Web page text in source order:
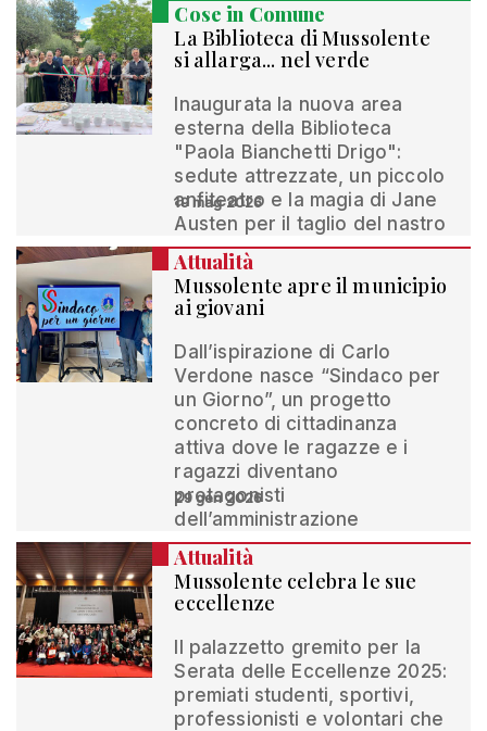
Cose in Comune
La Biblioteca di Mussolente
si allarga... nel verde
Inaugurata la nuova area
esterna della Biblioteca
"Paola Bianchetti Drigo":
sedute attrezzate, un piccolo
anfiteatro e la magia di Jane
Austen per il taglio del nastro
19 mag 2026
Attualità
Mussolente apre il municipio
ai giovani
Dall’ispirazione di Carlo
Verdone nasce “Sindaco per
un Giorno”, un progetto
concreto di cittadinanza
attiva dove le ragazze e i
ragazzi diventano
protagonisti
dell’amministrazione
29 gen 2026
Attualità
Mussolente celebra le sue
eccellenze
Il palazzetto gremito per la
Serata delle Eccellenze 2025:
premiati studenti, sportivi,
professionisti e volontari che